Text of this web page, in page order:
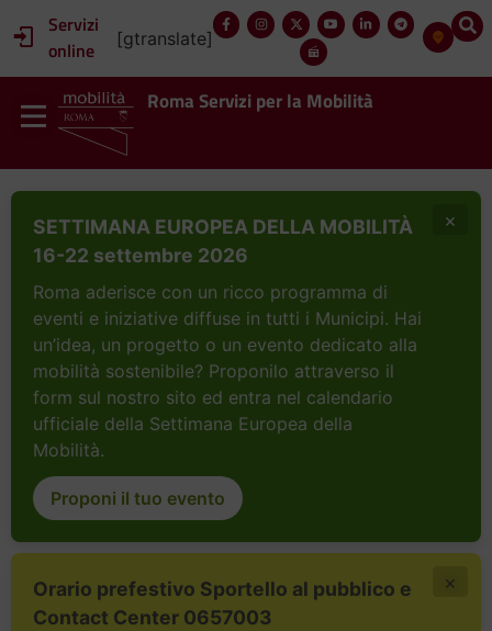
Servizi
online
[gtranslate]
Roma Servizi per la Mobilità
SETTIMANA EUROPEA DELLA MOBILITÀ
16-22 settembre 2026
Roma aderisce con un ricco programma di
eventi e iniziative diffuse in tutti i Municipi. Hai
un’idea, un progetto o un evento dedicato alla
mobilità sostenibile? Proponilo attraverso il
form sul nostro sito ed entra nel calendario
ufficiale della Settimana Europea della
Mobilità.
Proponi il tuo evento
×
Orario prefestivo Sportello al pubblico e
Contact Center 0657003
×